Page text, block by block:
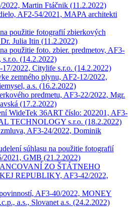
Martin Ftáčnik (11.2.2022)
AF2-54/2021, MAPA architekti
použitie fotografií zbierkových
Julia Itin (11.2.2022)
použitie foto. zbier. predmetov, AF3-
s.r.o. (14.2.2022)
2022, Citylife s.r.o. (14.2.2022)
zemného plynu, AF2-12/2022,
a.s. (16.2.2022)
predmetu, AF3-22/2022, Mgr.
(17.2.2022)
WideTek 36ART číslo: 202201, AF3-
TECHNOLOGY s.r.o. (18.2.2022)
AF3-24/2022, Dominik
súhlasu na použitie fotografií
2021, GMB (21.2.2022)
ZO ŠTÁTNEHO
REPUBLIKY, AF3-42/2022,
AF3-40/2022, MONEY
a.s., Slovanet a.s. (24.2.2022)